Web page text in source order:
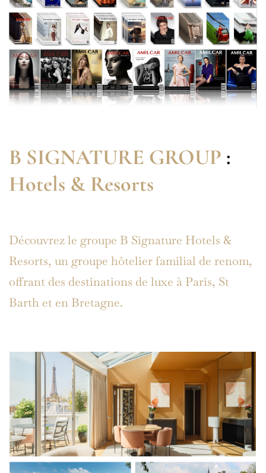
B SIGNATURE GROUP :
Hotels & Resorts
Découvrez le groupe B Signature Hotels &
Resorts, un groupe hôtelier familial de renom,
offrant des destinations de luxe à Paris, St
Barth et en Bretagne.